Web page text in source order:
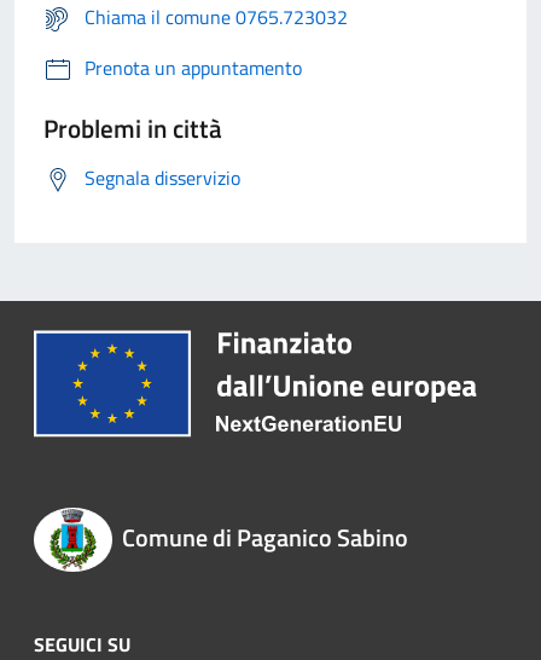
Chiama il comune 0765.723032
Prenota un appuntamento
Problemi in città
Segnala disservizio
Comune di Paganico Sabino
SEGUICI SU